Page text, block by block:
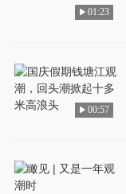
01:23
00:57